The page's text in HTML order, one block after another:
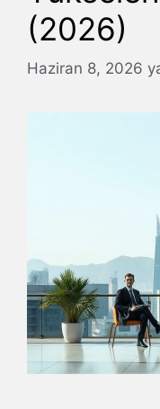
(2026)
Haziran 8, 2026